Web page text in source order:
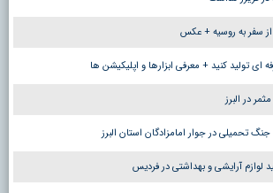
از سفر به روسیه + عکس
ای تولید کنید + معرفی ابزارها و اپلیکیشن ها
در البرز
لوازم آرایشی و بهداشتی در فردیس